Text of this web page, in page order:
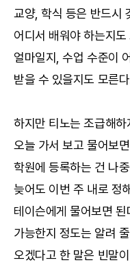
교양, 학식 등은 반드시
어디서 배워야 하는지
얼마일지, 수업 수준이
받을 수 있을지도 모른
하지만 티노는 조급해
오늘 가서 보고 물어보
학원에 등록하는 건 나
늦어도 이번 주 내로 정
테이슨에게 물어보면
가능한지 정도는 알려
오겠다고 한 말은 빈말